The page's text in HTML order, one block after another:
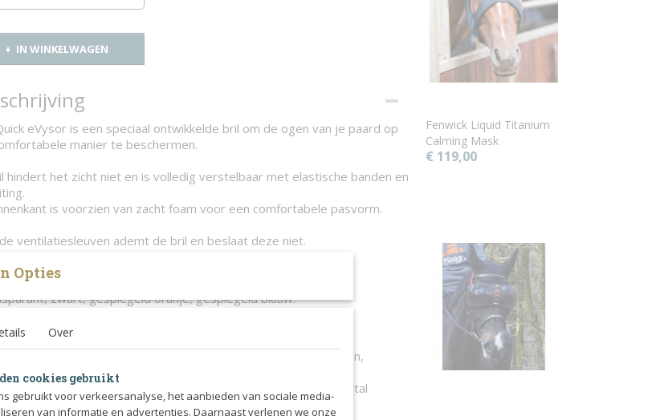
IN WINKELWAGEN
eVysor is een speciaal ontwikkelde bril om de ogen van je paard op
manier te beschermen.
hindert het zicht niet en is volledig verstelbaar met elastische banden en
is voorzien van zacht foam voor een comfortabele pasvorm.
ventilatiesleuven ademt de bril en beslaat deze niet.
met 4 verschillende glazen:
zwart, gespiegeld oranje, gespiegeld blauw.
bieden 100% UV-bescherming!
is ontworpen om te gebruiken tijdens het rijden, longeren,
crossen, grondwerken of andere bezigheden met je paard.
niet aangeraden
om de bril om te doen in de weide of op stal
toezicht.
Fenwick Liquid Titanium
Calming Mask
€ 119,00
Opties
Over
cookies gebruikt
gebruikt voor verkeersanalyse, het aanbieden van sociale media-
van informatie en advertenties. Daarnaast verlenen we onze